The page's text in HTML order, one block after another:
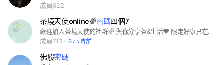
成員822
茶境天使online🌈密碼四個7
歡迎加入茶境天使的社群🌈 與你分享茶&生活❤️ 限定好康只在這🫧 #茶境天使 #台灣茶 #茶葉 #茶包 #茶葉禮盒 #茶葉伴手禮 #福壽山 #台中 #客製化禮盒
成員712
3 小時前
佛股密碼